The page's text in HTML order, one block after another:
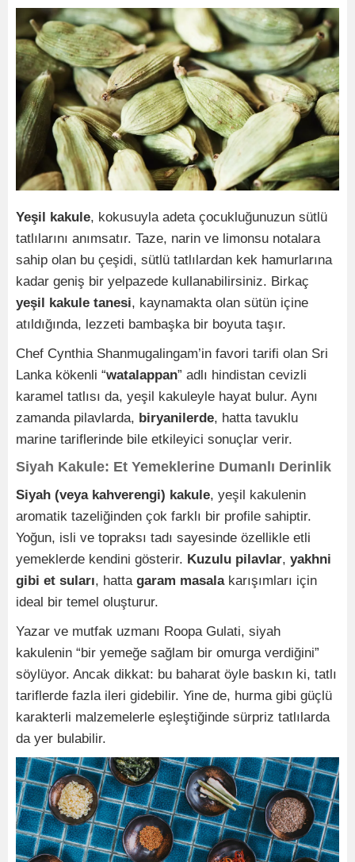
Yeşil kakule, kokusuyla adeta çocukluğunuzun sütlü
tatlılarını anımsatır. Taze, narin ve limonsu notalara
sahip olan bu çeşidi, sütlü tatlılardan kek hamurlarına
kadar geniş bir yelpazede kullanabilirsiniz. Birkaç
yeşil kakule tanesi, kaynamakta olan sütün içine
atıldığında, lezzeti bambaşka bir boyuta taşır.
Chef Cynthia Shanmugalingam’in favori tarifi olan Sri
Lanka kökenli “watalappan” adlı hindistan cevizli
karamel tatlısı da, yeşil kakuleyle hayat bulur. Aynı
zamanda pilavlarda, biryanilerde, hatta tavuklu
marine tariflerinde bile etkileyici sonuçlar verir.
Siyah Kakule: Et Yemeklerine Dumanlı Derinlik
Siyah (veya kahverengi) kakule, yeşil kakulenin
aromatik tazeliğinden çok farklı bir profile sahiptir.
Yoğun, isli ve topraksı tadı sayesinde özellikle etli
yemeklerde kendini gösterir. Kuzulu pilavlar, yakhni
gibi et suları, hatta garam masalakarışımları için
ideal bir temel oluşturur.
Yazar ve mutfak uzmanı Roopa Gulati, siyah
kakulenin “bir yemeğe sağlam bir omurga verdiğini”
söylüyor. Ancak dikkat: bu baharat öyle baskın ki, tatlı
tariflerde fazla ileri gidebilir. Yine de, hurma gibi güçlü
karakterli malzemelerle eşleştiğinde sürpriz tatlılarda
da yer bulabilir.